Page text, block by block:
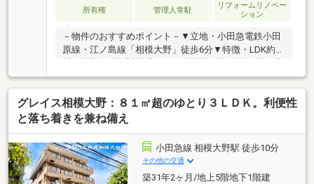
所有権 管理人常駐
リフォームリノベー
ション
－物件のおすすめポイント－▼立地・小田急電鉄小田
原線・江ノ島線「相模大野」徒歩6分▼特徴・LDK約14
納付、多用途に活用可能・WIC等、室内随所に収納を
確保・ペット飼育可能(細則有)▼2026年6月室内リフォ
ーム内容【交換】キッチン、UB、トイレ【貼替】床ク
ロス【その他】ハウスクリーニング 他▼周辺環境・
野小学校 徒歩10分(約730m)■ ご希望の住まい探しをお
手伝いします ━━━━━・・・物件の詳細・ご相談は
お気軽にお問い合わせください。
グレイス相模大野：８１㎡超のゆとり３ＬＤＫ。利便性
と落ち着きを兼ね備え
小田急線 相模大野駅 徒歩10分
その他の交通
築31年2ヶ月/地上5階地下1階建